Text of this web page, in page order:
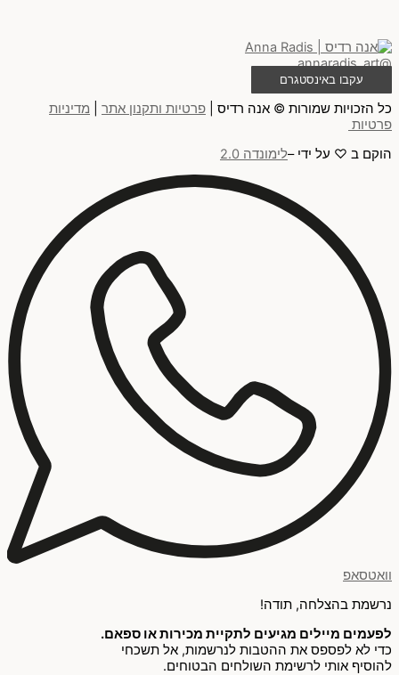
@annaradis_art
עקבו באינסטגרם
כל הזכויות שמורות © אנה רדיס | פרטיות ותקנון אתר
מדיניות
פרטיות
הוקם ב ♡ על ידי –לימונדה 2.0
וואטסאפ
נרשמת בהצלחה, תודה!
לפעמים מיילים מגיעים לתקיית מכירות או ספאם.
כדי לא לפספס את ההטבות לנרשמות, אל תשכחי
להוסיף אותי לרשימת השולחים הבטוחים.